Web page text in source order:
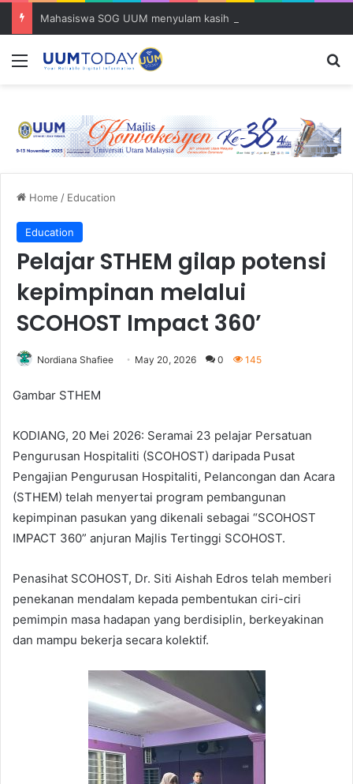
Menu
Home / Education
Education
Pelajar STHEM gilap potensi
kepimpinan melalui
SCOHOST Impact 360’
Nordiana Shafiee May 20, 2026 0 145
Gambar STHEM
KODIANG, 20 Mei 2026: Seramai 23 pelajar Persatuan
Pengurusan Hospitaliti (SCOHOST) daripada Pusat
Pengajian Pengurusan Hospitaliti, Pelancongan dan Acara
(STHEM) telah menyertai program pembangunan
kepimpinan pasukan yang dikenali sebagai “SCOHOST
IMPACT 360” anjuran Majlis Tertinggi SCOHOST.
Penasihat SCOHOST, Dr. Siti Aishah Edros telah memberi
penekanan mendalam kepada pembentukan ciri-ciri
pemimpin masa hadapan yang berdisiplin, berkeyakinan
dan mampu bekerja secara kolektif.